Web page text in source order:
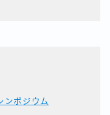
ンポジウム